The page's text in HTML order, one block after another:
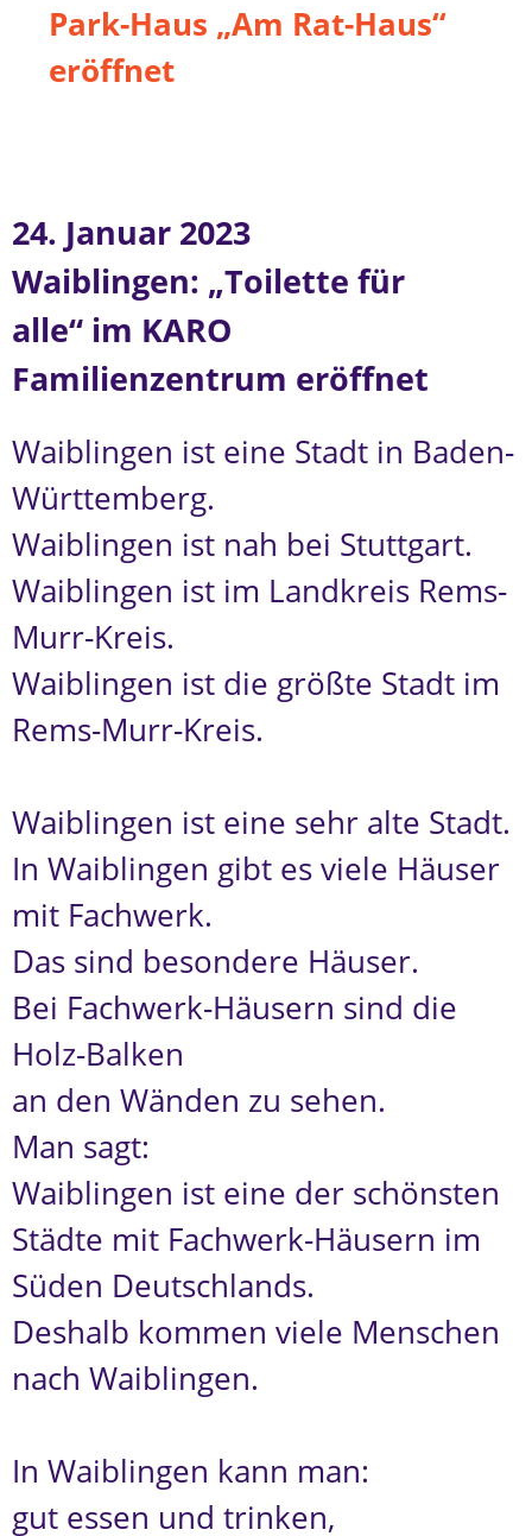
Park-Haus „Am Rat-Haus“
eröffnet
24. Januar 2023
Waiblingen: „Toilette für
alle“ im KARO
Familienzentrum eröffnet
Waiblingen ist eine Stadt in Baden-
Württemberg.
Waiblingen ist nah bei Stuttgart.
Waiblingen ist im Landkreis Rems-
Murr-Kreis.
Waiblingen ist die größte Stadt im
Rems-Murr-Kreis.
Waiblingen ist eine sehr alte Stadt.
In Waiblingen gibt es viele Häuser
mit Fachwerk.
Das sind besondere Häuser.
Bei Fachwerk-Häusern sind die
Holz-Balken
an den Wänden zu sehen.
Man sagt:
Waiblingen ist eine der schönsten
Städte mit Fachwerk-Häusern im
Süden Deutschlands.
Deshalb kommen viele Menschen
nach Waiblingen.
In Waiblingen kann man:
gut essen und trinken,